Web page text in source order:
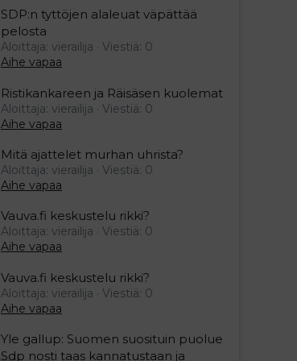
SDP:n tyttöjen alaleuat väpättää
pelosta
Aloittaja: vierailija
Viestiä: 0
Aihe vapaa
Ristikankareen ja Räisäsen kuolemat
Aloittaja: vierailija
Viestiä: 0
Aihe vapaa
Mitä ajattelet murhan uhrista?
Aloittaja: vierailija
Viestiä: 0
Aihe vapaa
Vauva.fi keskustelu rikki?
Aloittaja: vierailija
Viestiä: 0
Aihe vapaa
Vauva.fi keskustelu rikki?
Aloittaja: vierailija
Viestiä: 0
Aihe vapaa
Yle gallup: Suomen suosituin puolue
Sdp nosti taas kannatustaan ja